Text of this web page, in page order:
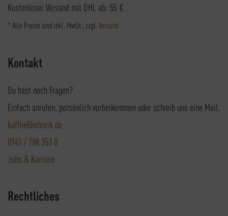
Kostenloser Versand mit DHL ab: 55 €
* Alle Preise sind inkl. MwSt., zzgl. Versand
Kontakt
Du hast noch Fragen?
Einfach anrufen, persönlich vorbeikommen oder schreib uns eine Mail.
kaffee@rehorik.de
0941 / 788 353 0
Jobs & Karriere
Rechtliches